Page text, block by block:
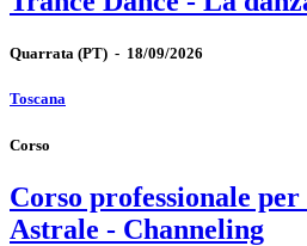
Quarrata (PT) - 18/09/2026
Toscana
Corso
Corso professionale
Astrale - Channeling